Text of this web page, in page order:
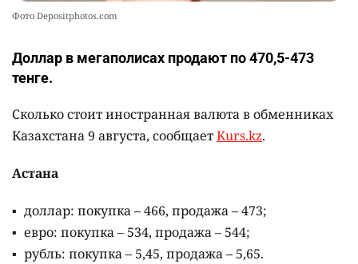
Фото Depositphotos.com
Доллар в мегаполисах продают по 470,5-473
тенге.
Сколько стоит иностранная валюта в обменниках
Казахстана 9 августа, сообщаетKurs.kz.
Астана
доллар: покупка – 466, продажа – 473;
евро: покупка – 534, продажа – 544;
рубль: покупка – 5,45, продажа – 5,65.